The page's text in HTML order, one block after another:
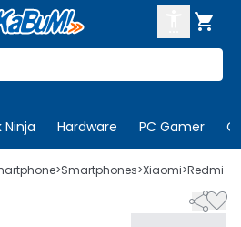

Ninja Hardware PC Gamer
conta >Smartphones>Xiaomi>Redmi
